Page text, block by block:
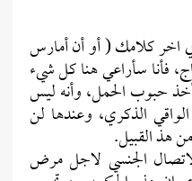
اخر كلامك ( أو أن أمارس
فأنا سأراعي هنا كل شيء
حبوب الحمل، وأنه ليس
الذكري، وعندها لن
هذ القبيل.
الجنسي لاجل مرض